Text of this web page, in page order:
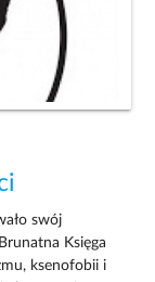
swój
Księga
ksenofobii i